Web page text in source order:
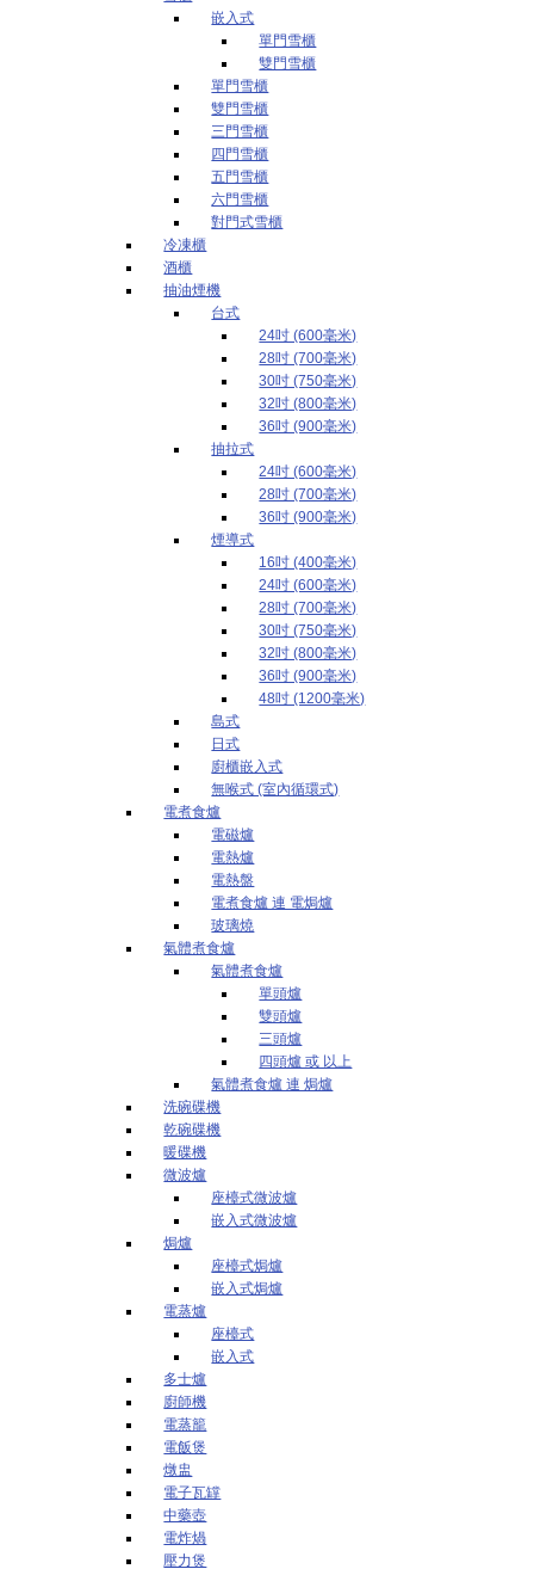
嵌入式
單門雪櫃
雙門雪櫃
單門雪櫃
雙門雪櫃
三門雪櫃
四門雪櫃
五門雪櫃
六門雪櫃
對門式雪櫃
冷凍櫃
酒櫃
抽油煙機
台式
24吋 (600毫米)
28吋 (700毫米)
30吋 (750毫米)
32吋 (800毫米)
36吋 (900毫米)
抽拉式
24吋 (600毫米)
28吋 (700毫米)
36吋 (900毫米)
煙導式
16吋 (400毫米)
24吋 (600毫米)
28吋 (700毫米)
30吋 (750毫米)
32吋 (800毫米)
36吋 (900毫米)
48吋 (1200毫米)
島式
日式
廚櫃嵌入式
無喉式 (室內循環式)
電煮食爐
電磁爐
電熱爐
電熱盤
電煮食爐 連 電焗爐
玻璃燒
氣體煮食爐
氣體煮食爐
單頭爐
雙頭爐
三頭爐
四頭爐 或 以上
氣體煮食爐 連 焗爐
洗碗碟機
乾碗碟機
暖碟機
微波爐
座檯式微波爐
嵌入式微波爐
焗爐
座檯式焗爐
嵌入式焗爐
電蒸爐
座檯式
嵌入式
多士爐
廚師機
電蒸籠
電飯煲
燉盅
電子瓦罉
中藥壺
電炸煱
壓力煲